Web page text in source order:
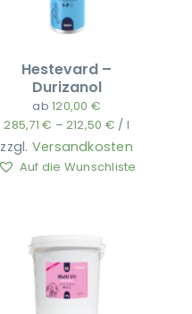
Hestevard –
Durizanol
ab120,00 €
285,71€ – 212,50 € / l
zzgl. Versandkosten
Auf die Wunschliste